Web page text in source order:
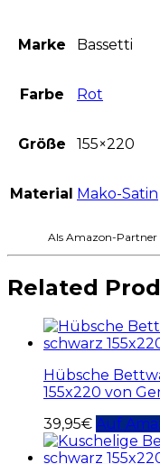
Marke Bassetti
Farbe Rot
Größe 155×220
Material Mako-Satin
Als Amazon-Partner
Related
Hübsche
155x220 von
39,95€ Auf